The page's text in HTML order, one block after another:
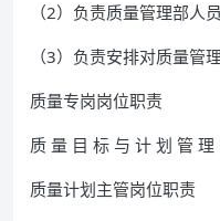
（2）负责质量管理部人
（3）负责安排对质量管
质量专岗岗位职责
质 量 目 标 与 计 划 管 理
质量计划主管岗位职责